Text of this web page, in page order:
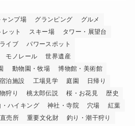
ャンプ場 グランピング
グルメ
ット
スキー場
タワー・展望台
ライブ
パワースポット
モノレール
世界遺産
動物園・牧場
博物館・美術館
宿泊施設 工場見学 庭園
日帰り
狩り 桃太郎伝説 桜・お花見
歴史
・ハイキング 神社・寺院 穴場
紅葉
売所 重要文化財
釣り・潮干狩り